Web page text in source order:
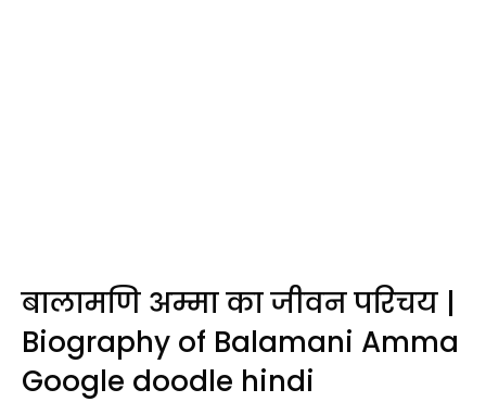
बालामणि अम्मा का जीवन परिचय |
Biography of Balamani Amma
Google doodle hindi